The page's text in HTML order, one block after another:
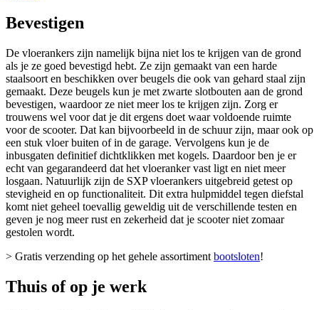
Bevestigen
De vloerankers zijn namelijk bijna niet los te krijgen van de grond
als je ze goed bevestigd hebt. Ze zijn gemaakt van een harde
staalsoort en beschikken over beugels die ook van gehard staal zijn
gemaakt. Deze beugels kun je met zwarte slotbouten aan de grond
bevestigen, waardoor ze niet meer los te krijgen zijn. Zorg er
trouwens wel voor dat je dit ergens doet waar voldoende ruimte
voor de scooter. Dat kan bijvoorbeeld in de schuur zijn, maar ook op
een stuk vloer buiten of in de garage. Vervolgens kun je de
inbusgaten definitief dichtklikken met kogels. Daardoor ben je er
echt van gegarandeerd dat het vloeranker vast ligt en niet meer
losgaan. Natuurlijk zijn de SXP vloerankers uitgebreid getest op
stevigheid en op functionaliteit. Dit extra hulpmiddel tegen diefstal
komt niet geheel toevallig geweldig uit de verschillende testen en
geven je nog meer rust en zekerheid dat je scooter niet zomaar
gestolen wordt.
> Gratis verzending op het gehele assortiment bootsloten!
Thuis of op je werk